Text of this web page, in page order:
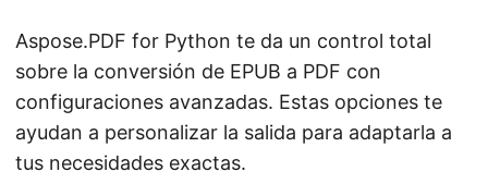
Aspose.PDF for Python te da un control total
sobre la conversión de EPUB a PDF con
configuraciones avanzadas. Estas opciones te
ayudan a personalizar la salida para adaptarla a
tus necesidades exactas.